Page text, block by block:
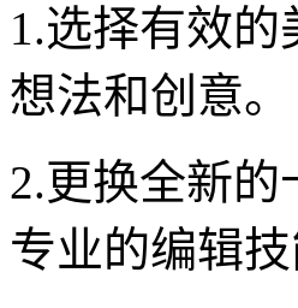
1.选择有效
想法和创意。
2.更换全新
专业的编辑技